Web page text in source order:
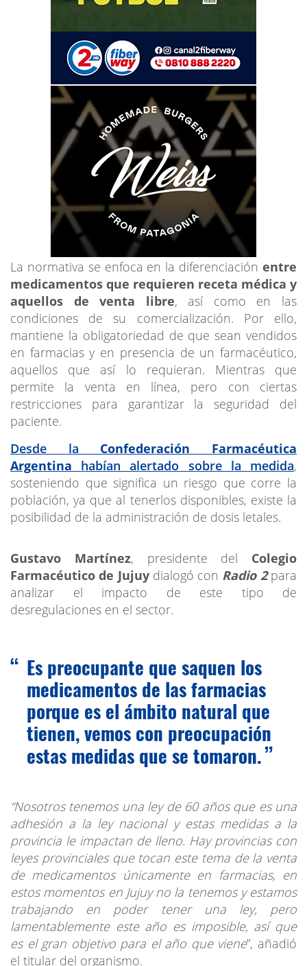
La normativa se enfoca en la diferenciación entre
medicamentos que requieren receta médica y
aquellos de venta libre, así como en las
condiciones de su comercialización. Por ello,
mantiene la obligatoriedad de que sean vendidos
en farmacias y en presencia de un farmacéutico,
aquellos que así lo requieran. Mientras que
permite la venta en línea, pero con ciertas
restricciones para garantizar la seguridad del
paciente.
Desde la Confederación Farmacéutica
Argentina habían alertado sobre la medida,
sosteniendo que significa un riesgo que corre la
población, ya que al tenerlos disponibles, existe la
posibilidad de la administración de dosis letales.
Gustavo Martínez, presidente del Colegio
Farmacéutico de Jujuydialogó con Radio 2para
analizar el impacto de este tipo de
desregulaciones en el sector.
Es preocupante que saquen los
medicamentos de las farmacias
porque es el ámbito natural que
tienen, vemos con preocupación
estas medidas que se tomaron.
“Nosotros tenemos una ley de 60 años que es una
adhesión a la ley nacional y estas medidas a la
provincia le impactan de lleno. Hay provincias con
leyes provinciales que tocan este tema de la venta
de medicamentos únicamente en farmacias, en
estos momentos en Jujuy no la tenemos y estamos
trabajando en poder tener una ley, pero
lamentablemente este año es imposible, así que
es el gran objetivo para el año que viene”, añadió
el titular del organismo.